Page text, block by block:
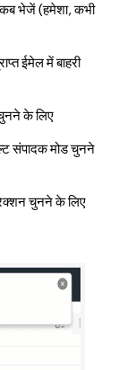
कब भेजें (हमेशा, कभी
ईमेल में बाहरी
के लिए
संपादक मोड चुनने
चुनने के लिए